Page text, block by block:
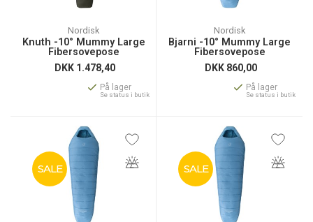
Nordisk
Knuth -10° Mummy Large
Fibersovepose
DKK 1.478,40
På lager
Se status i butik
Nordisk
Bjarni -10° Mummy Large
Fibersovepose
DKK 860,00
På lager
Se status i butik
SALE SALE